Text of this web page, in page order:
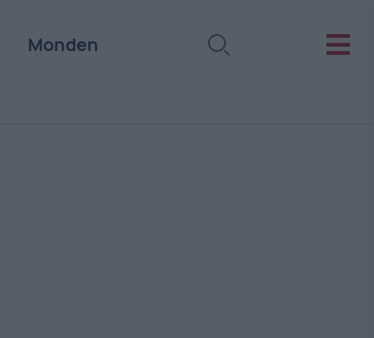
Monden